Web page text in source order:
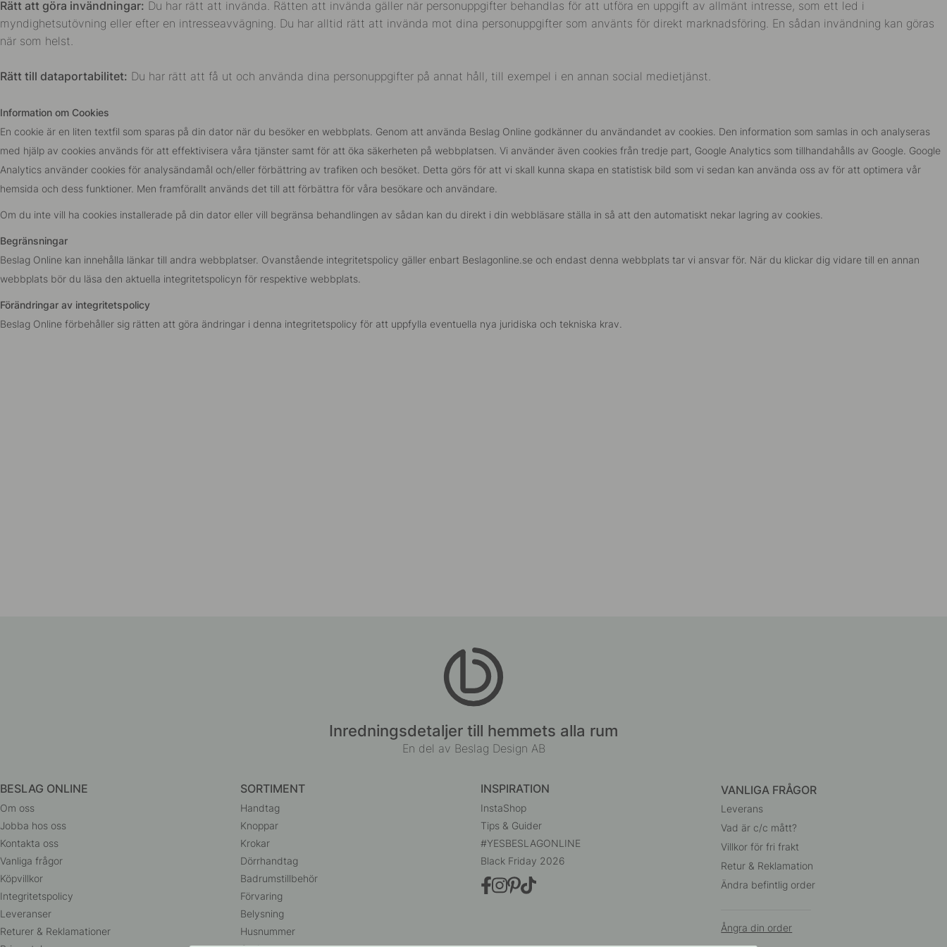
Rätt att göra invändningar: Du har rätt att invända. Rätten att invända gäller när personuppgifter behandlas för att utföra en uppgift av allmänt intresse, som ett led i
myndighetsutövning eller efter en intresseavvägning. Du har alltid rätt att invända mot dina personuppgifter som använts för direkt marknadsföring. En sådan invändning kan göras
när som helst.
Rätt till dataportabilitet: Du har rätt att få ut och använda dina personuppgifter på annat håll, till exempel i en annan social medietjänst.
Information om Cookies
En cookie är en liten textfil som sparas på din dator när du besöker en webbplats. Genom att använda Beslag Online godkänner du användandet av cookies. Den information som samlas in och analyseras
med hjälp av cookies används för att effektivisera våra tjänster samt för att öka säkerheten på webbplatsen. Vi använder även cookies från tredje part, Google Analytics som tillhandahålls av Google. Google
Analytics använder cookies för analysändamål och/eller förbättring av trafiken och besöket. Detta görs för att vi skall kunna skapa en statistisk bild som vi sedan kan använda oss av för att optimera vår
hemsida och dess funktioner. Men framförallt används det till att förbättra för våra besökare och användare.
Om du inte vill ha cookies installerade på din dator eller vill begränsa behandlingen av sådan kan du direkt i din webbläsare ställa in så att den automatiskt nekar lagring av cookies.
Begränsningar
Beslag Online kan innehålla länkar till andra webbplatser. Ovanstående integritetspolicy gäller enbart Beslagonline.se och endast denna webbplats tar vi ansvar för. När du klickar dig vidare till en annan
webbplats bör du läsa den aktuella integritetspolicyn för respektive webbplats.
Förändringar av integritetspolicy
Beslag Online förbehåller sig rätten att göra ändringar i denna integritetspolicy för att uppfylla eventuella nya juridiska och tekniska krav.
Inredningsdetaljer till hemmets alla rum
En del av Beslag Design AB
BESLAG ONLINE
Om oss
Jobba hos oss
Kontakta oss
Vanliga frågor
Köpvillkor
Integritetspolicy
Leveranser
Returer & Reklamationer
SORTIMENT
Handtag
Knoppar
Krokar
Dörrhandtag
Badrumstillbehör
Förvaring
Belysning
Husnummer
INSPIRATION
InstaShop
Tips & Guider
#YESBESLAGONLINE
Black Friday 2026
VANLIGA FRÅGOR
Leverans
Vad är c/c mått?
Villkor för fri frakt
Retur & Reklamation
Ändra befintlig order
Ångra din order